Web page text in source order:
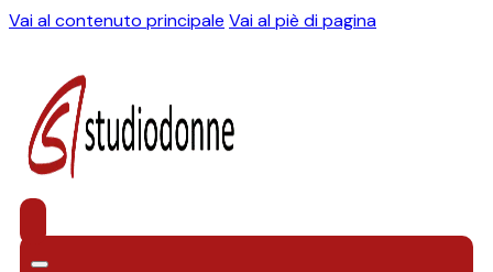
Vai al contenuto principale Vai al piè di pagina